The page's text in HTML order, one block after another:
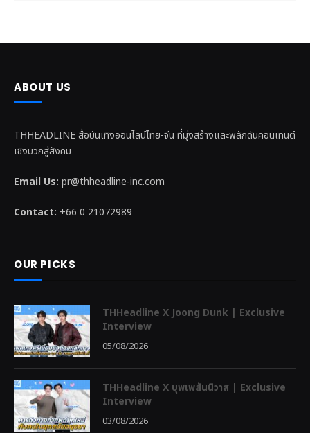
ABOUT US
THHEADLINE สื่อบันเทิงออนไลน์ไทย-จีน ที่มุ่งสร้างและพลักดันคอนเทนต์
เชิงบวกสู่สังคม
Email Us: pr@thheadline-inc.com
Contact: +66 0 21072989
OUR PICKS
THHeadline X Joong Dunk | Exclusive
Interview
05/08/2026
THHeadline X บุพเพสันนิวาส | Exclusive
Interview
03/08/2026